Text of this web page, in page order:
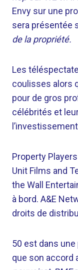
Envy sur une
sera présentée
de la propriété.
Les
coulisses alors
pour de gros
célébrités et
Property
Unit Films and
the Wall
à bord. A&E
droits de
50 est dans
que son accord